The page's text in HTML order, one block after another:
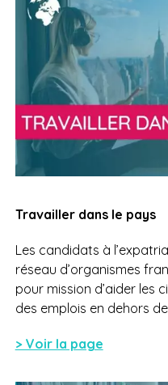
Travailler dans le pays
Les candidats à
réseau d’organismes
pour mission d’aider les
des emplois en dehors
> Voir la page